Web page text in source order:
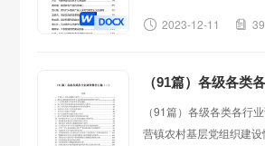
2023-12-11
（91篇）各级各类
（91篇）各级各类各行
营镇农村基层党组织建